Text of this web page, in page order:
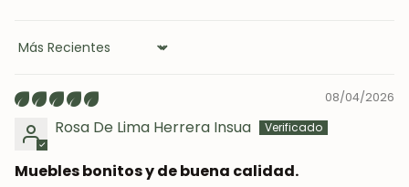
Sort by
08/04/2026
Rosa De Lima Herrera Insua
Muebles bonitos y de buena calidad.